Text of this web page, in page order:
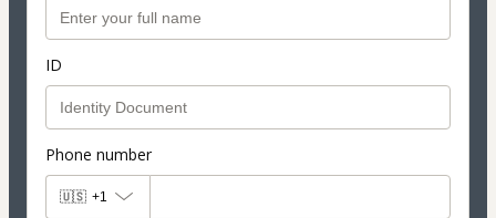
ID
Phone number
🇺🇸 +1